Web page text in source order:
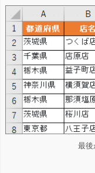
もりの
最後